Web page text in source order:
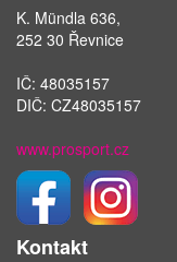
K. Mündla 636,
252 30 Řevnice
IČ: 48035157
DIČ: CZ48035157
www.prosport.cz
Kontakt